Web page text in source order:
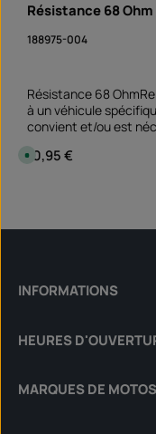
Résistance 68 Ohm
188975-004
Résistance 68
à un véhicule
convient et/ou est
Prix régulier :
D
i
b
é
l
e
l
r
a
10,95 €
INFORMATIONS
HEURES
MARQUES DE MOTOS